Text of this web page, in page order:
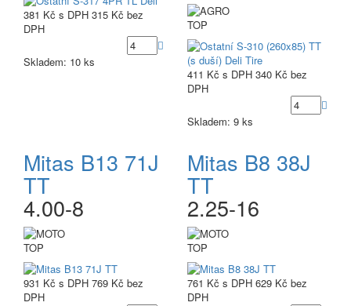
381 Kč s DPH 315 Kč bez
DPH
Skladem: 10 ks
TOP
411 Kč s DPH 340 Kč bez
DPH
Skladem: 9 ks
Mitas B13 71J
TT
4.00-8
TOP
931 Kč s DPH 769 Kč bez
DPH
Mitas B8 38J
TT
2.25-16
TOP
761 Kč s DPH 629 Kč bez
DPH